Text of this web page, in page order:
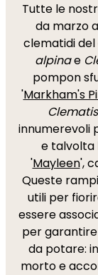
Tutte le
da marzo
clematidi
alpinae
pompon
'Markham's
innumerevoli
e talvolta
'Mayleen',
Queste
utili per
essere
per
da potare:
morto e